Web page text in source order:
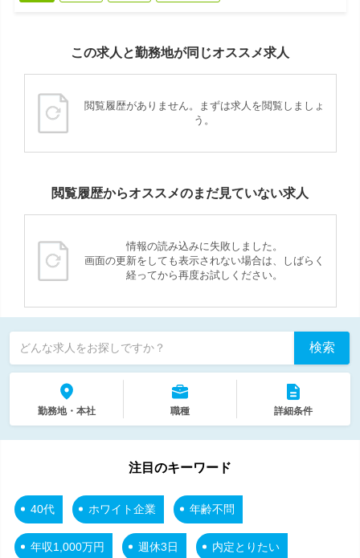
この求人と勤務地が同じオススメ求人
閲覧履歴がありません。まずは求人を閲覧しましょ
う。
閲覧履歴からオススメのまだ見ていない求人
情報の読み込みに失敗しました。
画面の更新をしても表示されない場合は、しばらく
経ってから再度お試しください。
どんな求人をお探しですか？ 検索
勤務地・本社 職種 詳細条件
注目のキーワード
40代 ホワイト企業 年齢不問
年収1,000万円 週休3日 内定とりたい